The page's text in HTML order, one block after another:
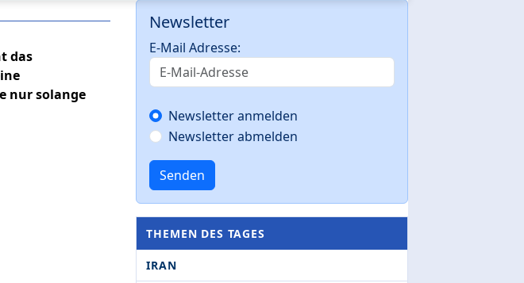
das
nur solange
Newsletter
E-Mail Adresse:
Newsletter anmelden
Newsletter abmelden
Senden
THEMEN DES TAGES
IRAN